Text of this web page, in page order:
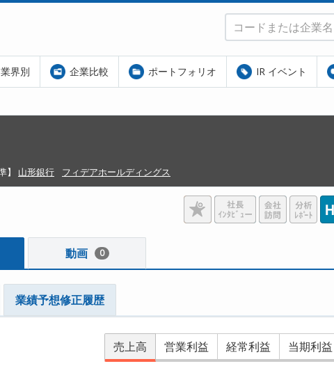
界別 企業比較 ポートフォリオ IR イベント
】 山形銀行 フィデアホールディングス
動画 0
業績予想修正履歴
売上高 営業利益 経常利益 当期利益